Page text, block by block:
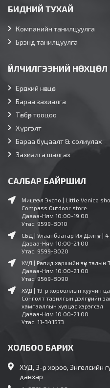
БИДНИЙ ТУХАЙ
Компанийн танилцуулга
Брэнд танилцуулга
ҮЙЛЧИЛГЭЭНИЙ НӨХЦӨЛ
Ерөнхий нөхцөл
Бараа захиалга
Төлбөр тооцоо
Хүргэлт
Бараа буцаалт & солиулах
Захиалга шалгах
САЛБАР БАЙРШИЛ
Мишээл Экспо | Little Venice
Compass Outdoor store
Даваа-Ням 10:00-19:00
Утас: 9599-8010
СБД | Улаанбаатар Их Дэлгүүр |
Даваа-Ням 10:00-21:00
Утас: 9599-8020
ХУД | Рапид харшийн зүүн
Даваа-Ням 10:00-21:00
Утас: 9569-8090
ХУД | 19-р хорооллын хуучин
Сонголт тавилгын дэлгүүрийн
хамгааллын хувцас хэрэгсэл
Даваа-Ням 10:00-21:00
Утас: 11-341573
ХОЛБОО БАРИХ
ХУД, 3-р хороо, Энгелсийн
давхар